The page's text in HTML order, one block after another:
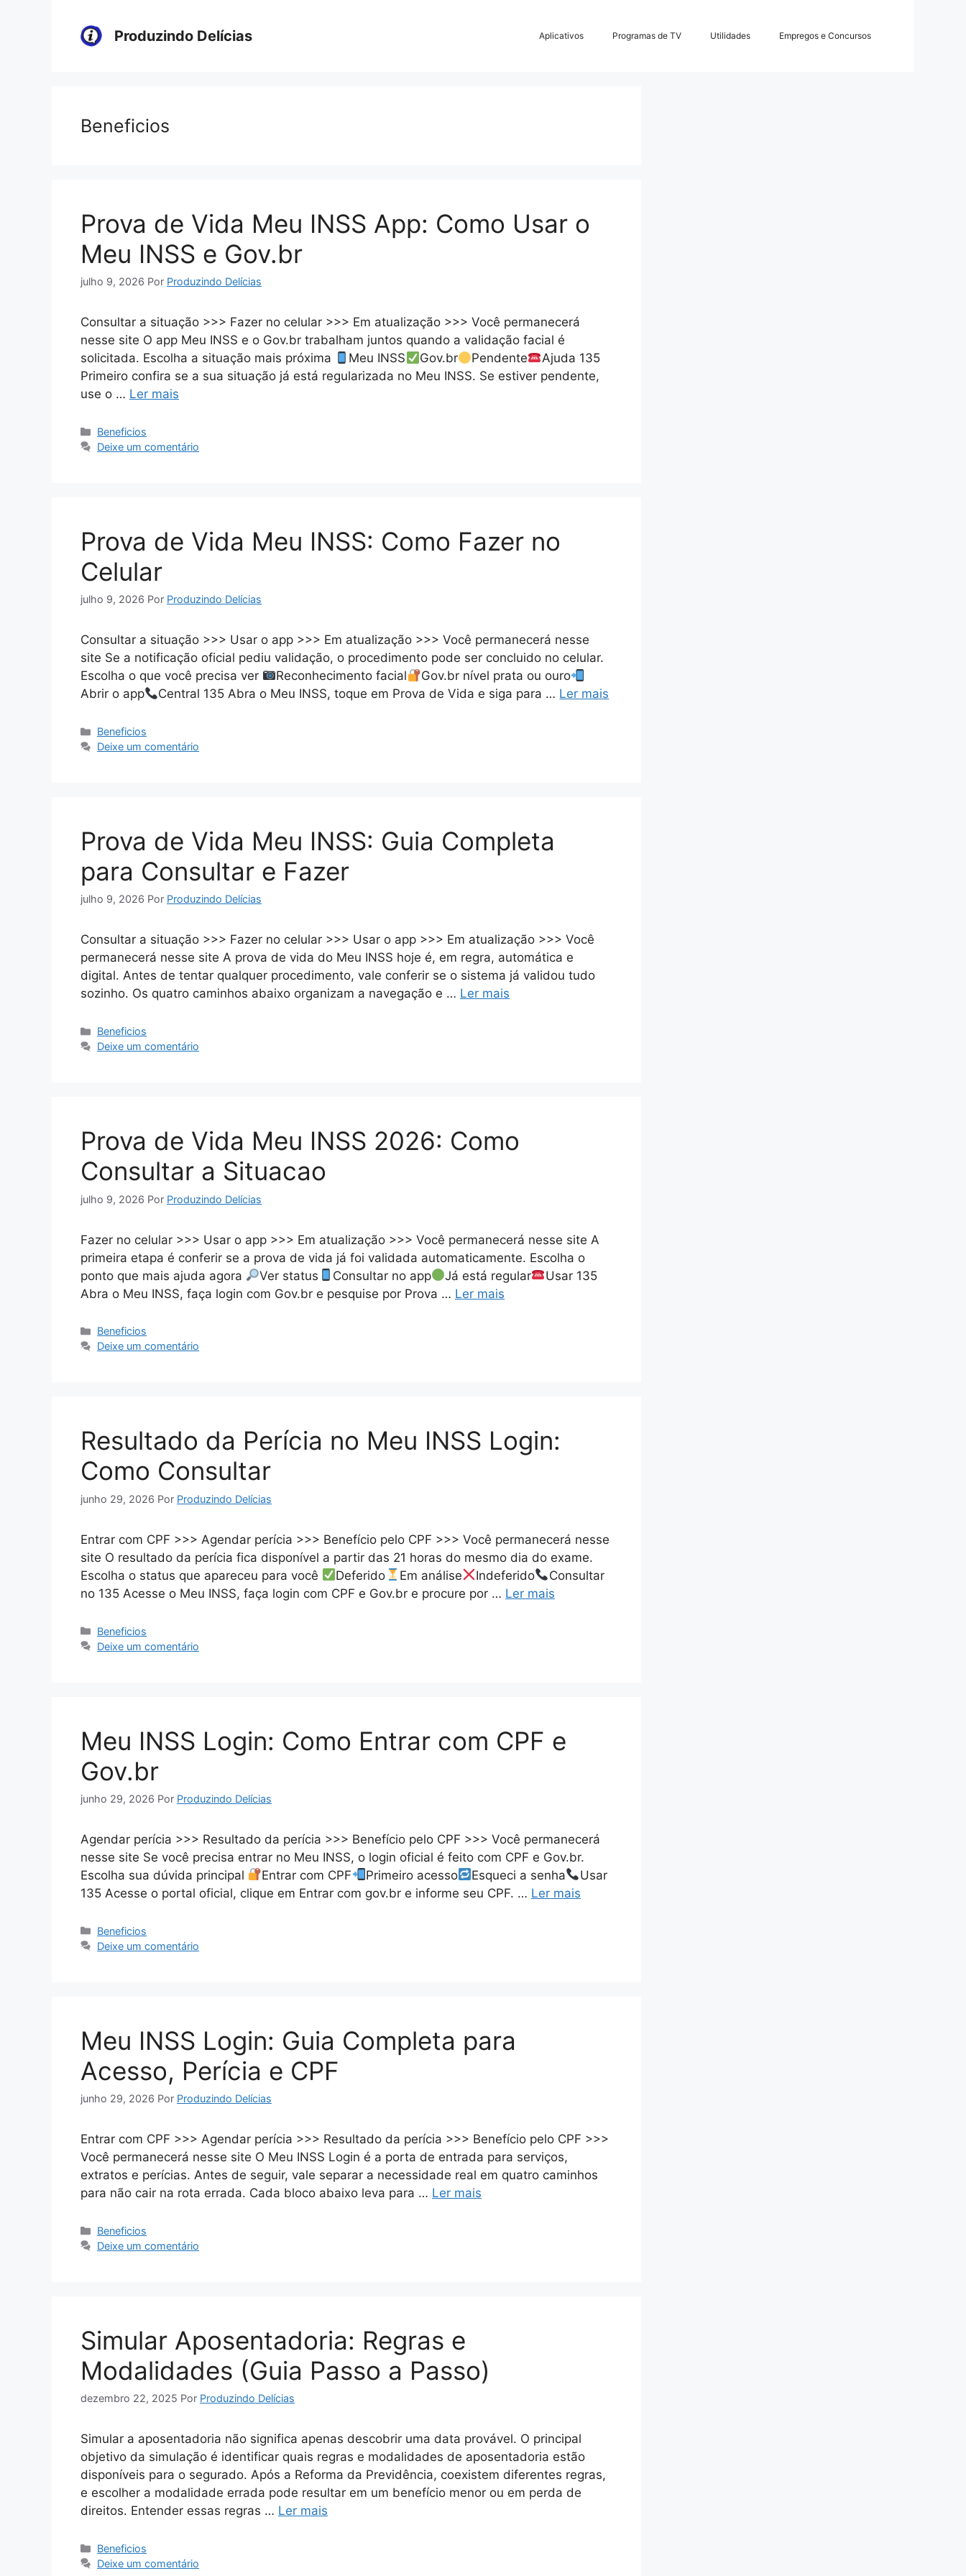
Produzindo Delícias Aplicativos Programas de TV Utilidades Empregos e Concursos
Beneficios
Prova de Vida Meu INSS App: Como Usar o
Meu INSS e Gov.br
julho 9, 2026 Por Produzindo Delícias
Consultar a situação >>> Fazer no celular >>> Em atualização >>> Você permanecerá
nesse site O app Meu INSS e o Gov.br trabalham juntos quando a validação facial é
solicitada. Escolha a situação mais próxima
Meu INSS Gov.br Pendente
Ajuda 135
Primeiro confira se a sua situação já está regularizada no Meu INSS. Se estiver pendente,
use o … Ler mais
Categorias
Beneficios
Deixe um comentário
Prova de Vida Meu INSS: Como Fazer no
Celular
julho 9, 2026 Por Produzindo Delícias
Consultar a situação >>> Usar o app >>> Em atualização >>> Você permanecerá nesse
site Se a notificação oficial pediu validação, o procedimento pode ser concluido no celular.
Escolha o que você precisa ver
Reconhecimento facial
Gov.br nível prata ou ouro
Abrir o app
Central 135 Abra o Meu INSS, toque em Prova de Vida e siga para … Ler mais
Categorias
Beneficios
Deixe um comentário
Prova de Vida Meu INSS: Guia Completa
para Consultar e Fazer
julho 9, 2026 Por Produzindo Delícias
Consultar a situação >>> Fazer no celular >>> Usar o app >>> Em atualização >>> Você
permanecerá nesse site A prova de vida do Meu INSS hoje é, em regra, automática e
digital. Antes de tentar qualquer procedimento, vale conferir se o sistema já validou tudo
sozinho. Os quatro caminhos abaixo organizam a navegação e … Ler mais
Categorias
Beneficios
Deixe um comentário
Prova de Vida Meu INSS 2026: Como
Consultar a Situacao
julho 9, 2026 Por Produzindo Delícias
Fazer no celular >>> Usar o app >>> Em atualização >>> Você permanecerá nesse site A
primeira etapa é conferir se a prova de vida já foi validada automaticamente. Escolha o
ponto que mais ajuda agora
Ver status Consultar no app Já está regular
Usar 135
Abra o Meu INSS, faça login com Gov.br e pesquise por Prova … Ler mais
Categorias
Beneficios
Deixe um comentário
Resultado da Perícia no Meu INSS Login:
Como Consultar
junho 29, 2026 Por Produzindo Delícias
Entrar com CPF >>> Agendar perícia >>> Benefício pelo CPF >>> Você permanecerá nesse
site O resultado da perícia fica disponível a partir das 21 horas do mesmo dia do exame.
Escolha o status que apareceu para você
Deferido Em análise Indeferido
Consultar
no 135 Acesse o Meu INSS, faça login com CPF e Gov.br e procure por … Ler mais
Categorias
Beneficios
Deixe um comentário
Meu INSS Login: Como Entrar com CPF e
Gov.br
junho 29, 2026 Por Produzindo Delícias
Agendar perícia >>> Resultado da perícia >>> Benefício pelo CPF >>> Você permanecerá
nesse site Se você precisa entrar no Meu INSS, o login oficial é feito com CPF e Gov.br.
Escolha sua dúvida principal
Entrar com CPF Primeiro acesso Esqueci a senha
Usar
135 Acesse o portal oficial, clique em Entrar com gov.br e informe seu CPF. … Ler mais
Categorias
Beneficios
Deixe um comentário
Meu INSS Login: Guia Completa para
Acesso, Perícia e CPF
junho 29, 2026 Por Produzindo Delícias
Entrar com CPF >>> Agendar perícia >>> Resultado da perícia >>> Benefício pelo CPF >>>
Você permanecerá nesse site O Meu INSS Login é a porta de entrada para serviços,
extratos e perícias. Antes de seguir, vale separar a necessidade real em quatro caminhos
para não cair na rota errada. Cada bloco abaixo leva para … Ler mais
Categorias
Beneficios
Deixe um comentário
Simular Aposentadoria: Regras e
Modalidades (Guia Passo a Passo)
dezembro 22, 2025 Por Produzindo Delícias
Simular a aposentadoria não significa apenas descobrir uma data provável. O principal
objetivo da simulação é identificar quais regras e modalidades de aposentadoria estão
disponíveis para o segurado. Após a Reforma da Previdência, coexistem diferentes regras,
e escolher a modalidade errada pode resultar em um benefício menor ou em perda de
direitos. Entender essas regras … Ler mais
Categorias
Beneficios
Deixe um comentário